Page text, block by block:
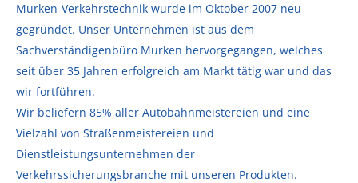
Murken-Verkehrstechnik wurde im Oktober 2007 neu
gegründet. Unser Unternehmen ist aus dem
Sachverständigenbüro Murken hervorgegangen, welches
seit über 35 Jahren erfolgreich am Markt tätig war und das
wir fortführen.
Wir beliefern 85% aller Autobahnmeistereien und eine
Vielzahl von Straßenmeistereien und
Dienstleistungsunternehmen der
Verkehrssicherungsbranche mit unseren Produkten.